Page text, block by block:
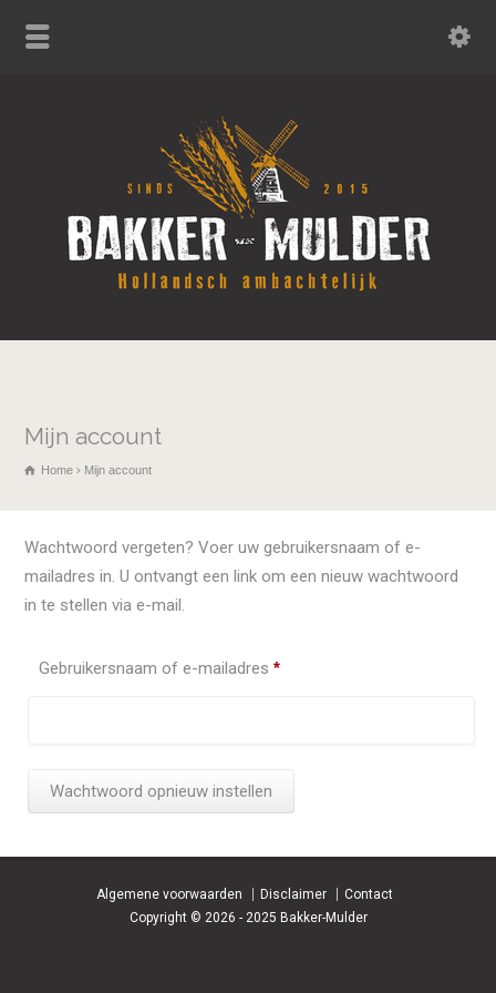
Mijn account
Home Mijn account
Wachtwoord vergeten? Voer uw gebruikersnaam of e-
mailadres in. U ontvangt een link om een nieuw wachtwoord
in te stellen via e-mail.
Gebruikersnaam of e-mailadres*Required
Wachtwoord opnieuw instellen
Algemene voorwaarden Disclaimer
Contact
Copyright © 2026 - 2025 Bakker-Mulder